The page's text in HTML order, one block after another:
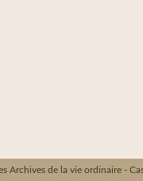
Archives de la vie ordinaire -